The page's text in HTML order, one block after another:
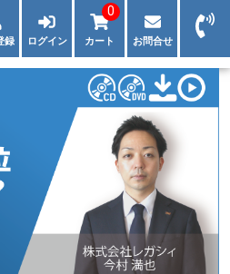
録 ログイン カート
0
お問合せ